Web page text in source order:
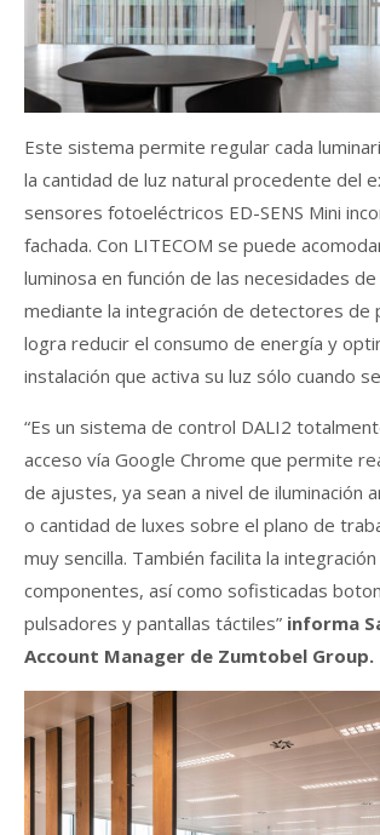
Este sistema permite regular cada
la cantidad de luz natural procedente del
sensores fotoeléctricos ED-SENS Mini
fachada. Con LITECOM se puede
luminosa en función de las necesidades
mediante la integración de detectores de
logra reducir el consumo de energía y
instalación que activa su luz sólo cuando
“Es un sistema de control DALI2
acceso vía Google Chrome que permite
de ajustes, ya sean a nivel de iluminación
o cantidad de luxes sobre el plano de
muy sencilla. También facilita la
componentes, así como sofisticadas
pulsadores y pantallas táctiles” informa
Account Manager de Zumtobel Group.